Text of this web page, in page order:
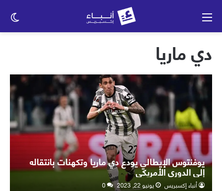
دي ماريا
يوفنتوس الإيطالي يودع دي ماريا وتكهنات بانتقاله
إلى الدوري الأمريكي
أنباء إكسبريس يونيو 22, 2023 0